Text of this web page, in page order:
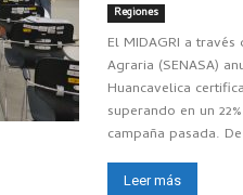
Regiones
El MIDAGRI a
Agraria (SENASA)
Huancavelica
superando en un
campaña pasada.
Leer más